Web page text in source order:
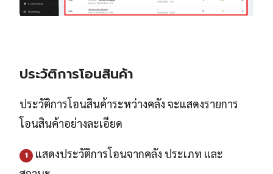
ประวัติการโอนสินค้า
ประวัติการโอนสินค้าระหว่างคลัง จะแสดงรายการ
โอนสินค้าอย่างละเอียด
1
แสดงประวัติการโอนจากคลัง ประเภท และ